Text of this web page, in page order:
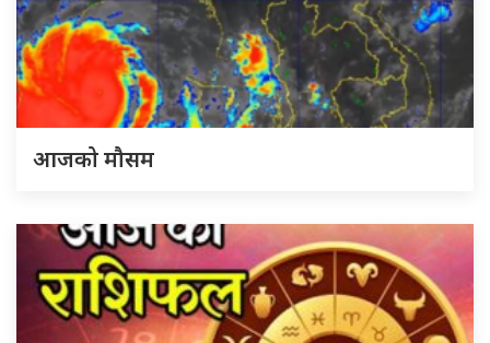
आजको मौसम